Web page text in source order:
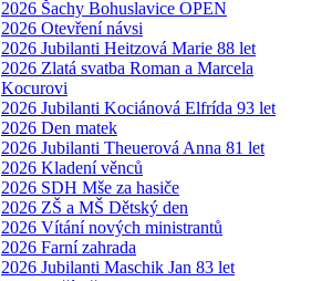
2026 Šachy Bohuslavice OPEN
2026 Otevření návsi
2026 Jubilanti Heitzová Marie 88 let
2026 Zlatá svatba Roman a Marcela
Kocurovi
2026 Jubilanti Kociánová Elfrída 93 let
2026 Den matek
2026 Jubilanti Theuerová Anna 81 let
2026 Kladení věnců
2026 SDH Mše za hasiče
2026 ZŠ a MŠ Dětský den
2026 Vítání nových ministrantů
2026 Farní zahrada
2026 Jubilanti Maschik Jan 83 let